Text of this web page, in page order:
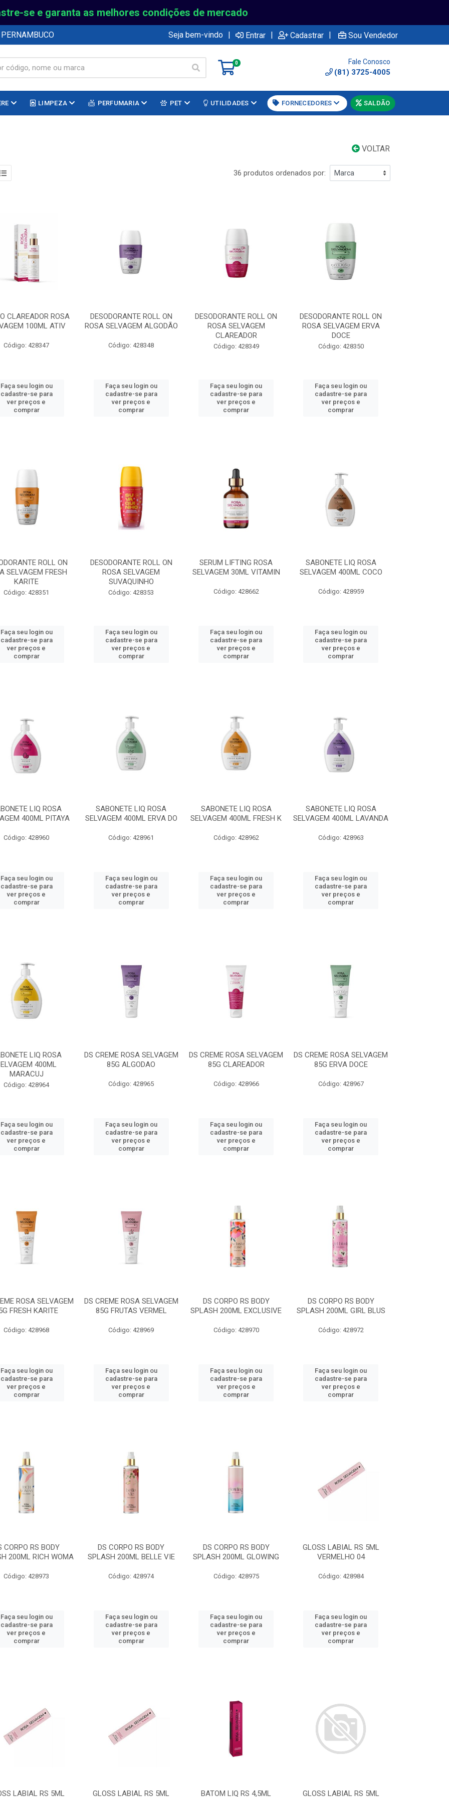
se e garanta as melhores condições de mercado
Seja bem-vindo | Entrar | Cadastrar | Sou Vendedor
0 Fale Conosco
(81) 3725-4005
LIMPEZA PERFUMARIA PET UTILIDADES FORNECEDORES SALDÃO
VOLTAR
36 produtos ordenados por:
CLAREADOR ROSA
100ML ATIV
Código: 428347
Faça seu login ou
cadastre-se para
ver preços e
comprar
DESODORANTE ROLL ON
ROSA SELVAGEM ALGODÃO
Código: 428348
Faça seu login ou
cadastre-se para
ver preços e
comprar
DESODORANTE ROLL ON
ROSA SELVAGEM
CLAREADOR
Código: 428349
Faça seu login ou
cadastre-se para
ver preços e
comprar
DESODORANTE ROLL ON
ROSA SELVAGEM ERVA
DOCE
Código: 428350
Faça seu login ou
cadastre-se para
ver preços e
comprar
ROLL ON
SELVAGEM FRESH
KARITE
Código: 428351
Faça seu login ou
cadastre-se para
ver preços e
comprar
DESODORANTE ROLL ON
ROSA SELVAGEM
SUVAQUINHO
Código: 428353
Faça seu login ou
cadastre-se para
ver preços e
comprar
SERUM LIFTING ROSA
SELVAGEM 30ML VITAMIN
Código: 428662
Faça seu login ou
cadastre-se para
ver preços e
comprar
SABONETE LIQ ROSA
SELVAGEM 400ML COCO
Código: 428959
Faça seu login ou
cadastre-se para
ver preços e
comprar
LIQ ROSA
400ML PITAYA
Código: 428960
Faça seu login ou
cadastre-se para
ver preços e
comprar
SABONETE LIQ ROSA
SELVAGEM 400ML ERVA DO
Código: 428961
Faça seu login ou
cadastre-se para
ver preços e
comprar
SABONETE LIQ ROSA
SELVAGEM 400ML FRESH K
Código: 428962
Faça seu login ou
cadastre-se para
ver preços e
comprar
SABONETE LIQ ROSA
SELVAGEM 400ML LAVANDA
Código: 428963
Faça seu login ou
cadastre-se para
ver preços e
comprar
LIQ ROSA
400ML
MARACUJ
Código: 428964
Faça seu login ou
cadastre-se para
ver preços e
comprar
DS CREME ROSA SELVAGEM
85G ALGODAO
Código: 428965
Faça seu login ou
cadastre-se para
ver preços e
comprar
DS CREME ROSA SELVAGEM
85G CLAREADOR
Código: 428966
Faça seu login ou
cadastre-se para
ver preços e
comprar
DS CREME ROSA SELVAGEM
85G ERVA DOCE
Código: 428967
Faça seu login ou
cadastre-se para
ver preços e
comprar
ROSA SELVAGEM
FRESH KARITE
Código: 428968
Faça seu login ou
cadastre-se para
ver preços e
comprar
DS CREME ROSA SELVAGEM
85G FRUTAS VERMEL
Código: 428969
Faça seu login ou
cadastre-se para
ver preços e
comprar
DS CORPO RS BODY
SPLASH 200ML EXCLUSIVE
Código: 428970
Faça seu login ou
cadastre-se para
ver preços e
comprar
DS CORPO RS BODY
SPLASH 200ML GIRL BLUS
Código: 428972
Faça seu login ou
cadastre-se para
ver preços e
comprar
CORPO RS BODY
200ML RICH WOMA
Código: 428973
Faça seu login ou
cadastre-se para
ver preços e
comprar
DS CORPO RS BODY
SPLASH 200ML BELLE VIE
Código: 428974
Faça seu login ou
cadastre-se para
ver preços e
comprar
DS CORPO RS BODY
SPLASH 200ML GLOWING
Código: 428975
Faça seu login ou
cadastre-se para
ver preços e
comprar
GLOSS LABIAL RS 5ML
VERMELHO 04
Código: 428984
Faça seu login ou
cadastre-se para
ver preços e
comprar
LABIAL RS 5ML GLOSS LABIAL RS 5ML BATOM LIQ RS 4,5ML GLOSS LABIAL RS 5ML